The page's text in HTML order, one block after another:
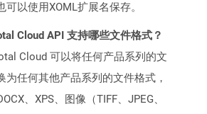
可以使用XOML扩展名保存。
Cloud API 支持哪些文件格式？
Cloud 可以将任何产品系列的文
为任何其他产品系列的文件格式，
、XPS、图像（TIFF、JPEG、